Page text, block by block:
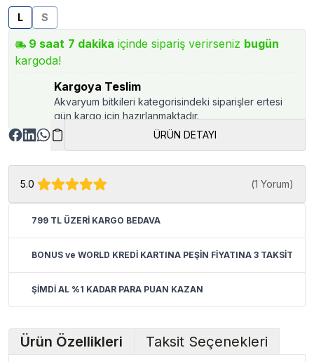
L
S
9 saat 7 dakika içinde sipariş verirseniz bugün
kargoda!
Kargoya Teslim
Akvaryum bitkileri kategorisindeki siparişler ertesi
gün kargo için hazırlanmaktadır.
ÜRÜN DETAYI
5.0 (1 Yorum)
799 TL ÜZERİ KARGO BEDAVA
BONUS ve WORLD KREDİ KARTINA PEŞİN FİYATINA 3 TAKSİT
ŞİMDİ AL %1 KADAR PARA PUAN KAZAN
Ürün Özellikleri Taksit Seçenekleri